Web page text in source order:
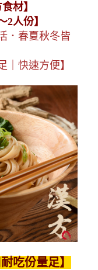
材】
2人份】
．春夏秋冬皆
｜快速方便】
吃份量足】